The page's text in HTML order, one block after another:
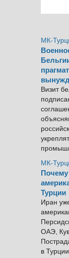
МК-
Визит
МК-
Турции
Иран
ОАЭ,
в